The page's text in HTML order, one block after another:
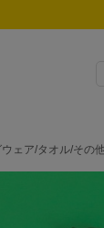
ェア/タオル/そ